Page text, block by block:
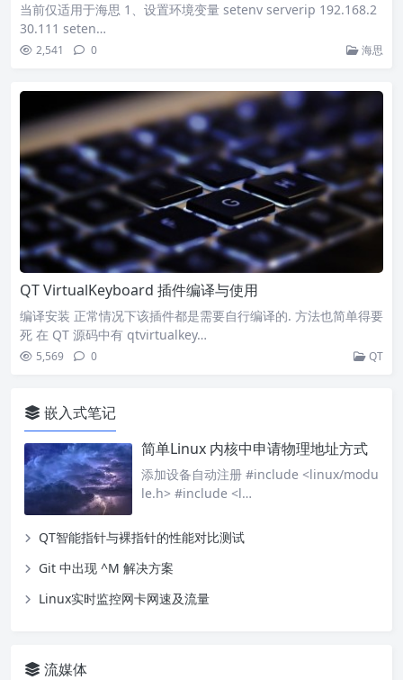
当前仅适用于海思 1、设置环境变量 setenv serverip 192.168.2
30.111 seten…
2,541 0 海思
QT VirtualKeyboard 插件编译与使用
编译安装 正常情况下该插件都是需要自行编译的. 方法也简单得要
死 在 QT 源码中有 qtvirtualkey…
5,569 0 QT
嵌入式笔记
简单Linux 内核中申请物理地址方式
添加设备自动注册 #include <linux/modu
le.h> #include <l…
QT智能指针与裸指针的性能对比测试
Git 中出现 ^M 解决方案
Linux实时监控网卡网速及流量
流媒体